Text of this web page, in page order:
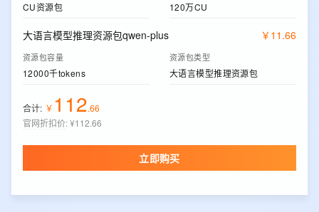
CU资源包 120万CU
大语言模型推理资源包qwen-plus ￥ 11 .66
资源包容量
12000千tokens
资源包类型
大语言模型推理资源包
合计: ￥ 112.66
官网折扣价:¥112.66
立即购买